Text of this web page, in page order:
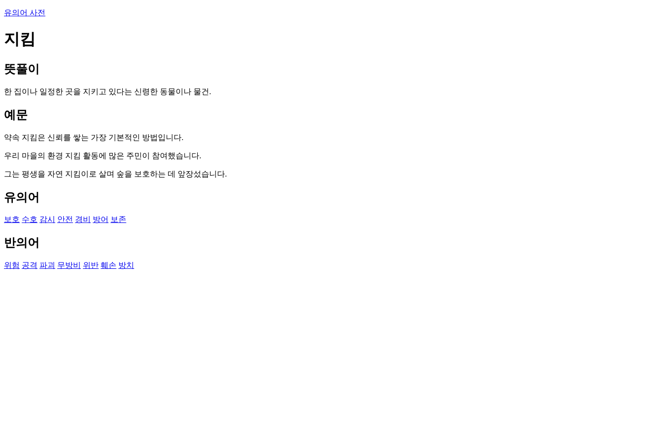
유의어 사전
지킴
뜻풀이
한 집이나 일정한 곳을 지키고 있다는 신령한 동물이나 물건.
예문
약속 지킴은 신뢰를 쌓는 가장 기본적인 방법입니다.
우리 마을의 환경 지킴 활동에 많은 주민이 참여했습니다.
그는 평생을 자연 지킴이로 살며 숲을 보호하는 데 앞장섰습니다.
유의어
보호 수호 감시 안전 경비 방어 보존
반의어
위험 공격 파괴 무방비 위반 훼손 방치